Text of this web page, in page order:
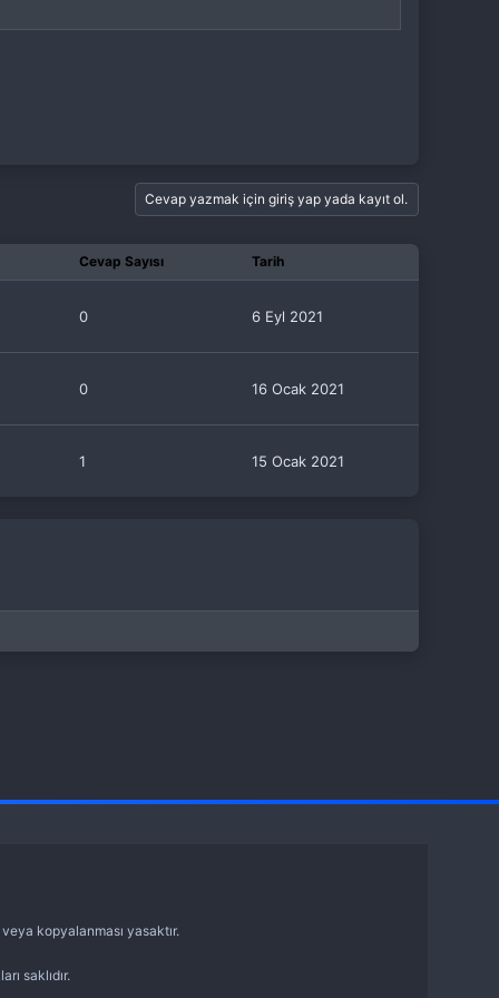
Cevap yazmak için giriş yap yada kayıt ol.
Cevap Sayısı Tarih
0 6 Eyl 2021
0 16 Ocak 2021
1 15 Ocak 2021
kopyalanması yasaktır.
saklıdır.